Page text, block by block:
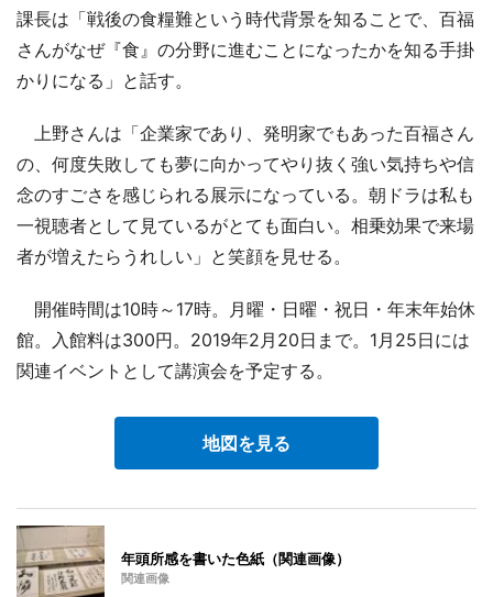
課長は「戦後の食糧難という時代背景を知ることで、百福
さんがなぜ『食』の分野に進むことになったかを知る手掛
かりになる」と話す。
上野さんは「企業家であり、発明家でもあった百福さん
の、何度失敗しても夢に向かってやり抜く強い気持ちや信
念のすごさを感じられる展示になっている。朝ドラは私も
一視聴者として見ているがとても面白い。相乗効果で来場
者が増えたらうれしい」と笑顔を見せる。
開催時間は10時～17時。月曜・日曜・祝日・年末年始休
館。入館料は300円。2019年2月20日まで。1月25日には
関連イベントとして講演会を予定する。
地図を見る
年頭所感を書いた色紙（関連画像）
関連画像